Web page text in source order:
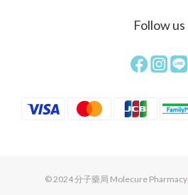
Follow us
© 2024 分子藥局 Molecure Pharmacy